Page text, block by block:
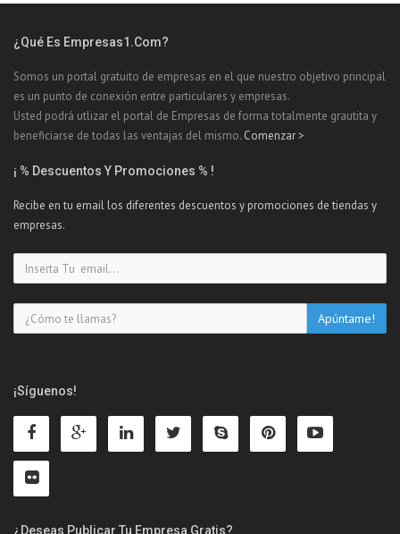
¿Qué Es Empresas1.com?
Somos un portal gratuito de empresas en el que nuestro objetivo principal
es un punto de conexión entre particulares y empresas.
Usted podrá utlizar el portal de Empresas de forma totalmente grautita y
beneficiarse de todas las ventajas del mismo. Comenzar >
¡ % Descuentos Y Promociones % !
Recibe en tu email los diferentes descuentos y promociones de tiendas y
empresas.
¡Síguenos!
¿Deseas Publicar Tu Empresa Gratis?